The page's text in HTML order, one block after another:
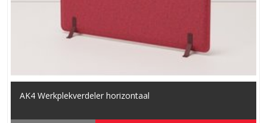
AK4 Werkplekverdeler horizontaal